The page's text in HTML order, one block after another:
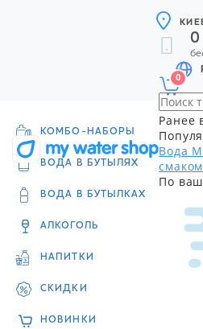
0
0
Ранее
Вода
По
КОМБО-НАБОРЫ
ВОДА В БУТЫЛЯХ
ВОДА В БУТЫЛКАХ
АЛКОГОЛЬ
НАПИТКИ
СКИДКИ
НОВИНКИ